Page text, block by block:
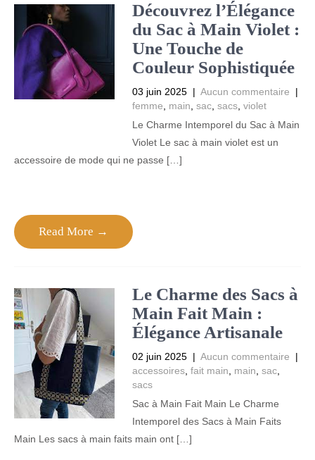
Découvrez l’Élégance
du Sac à Main Violet :
Une Touche de
Couleur Sophistiquée
03 juin 2025 | Aucun commentaire
|
femme
main sac, sacs, violet
Le Charme Intemporel du Sac à Main
Violet Le sac à main violet est un
accessoire de mode qui ne passe […]
Read More →
Le Charme des Sacs à
Main Fait Main :
Élégance Artisanale
02 juin 2025 | Aucun commentaire
|
accessoires, fait main main sac,
sacs
Sac à Main Fait Main Le Charme
Intemporel des Sacs à Main Faits
Main Les sacs à main faits main ont […]